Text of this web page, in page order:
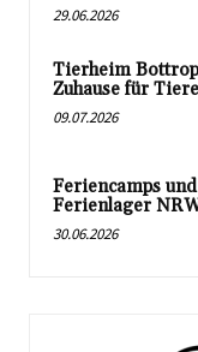
29.06.2026
Tierheim
Zuhause für
09.07.2026
Feriencamps und
Ferienlager
30.06.2026